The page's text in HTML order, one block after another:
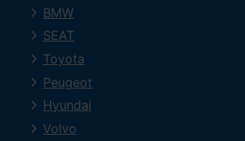
BMW
SEAT
Toyota
Peugeot
Hyundai
Volvo